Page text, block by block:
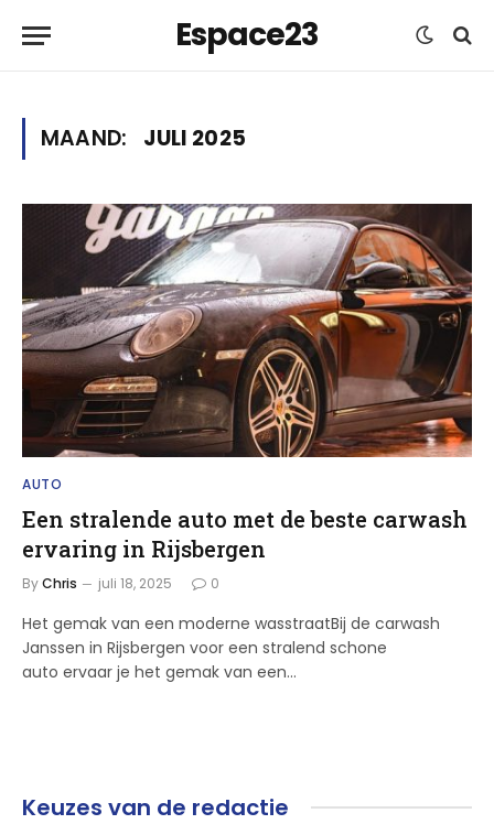
Espace23
MAAND: JULI 2025
AUTO
Een stralende auto met de beste carwash
ervaring in Rijsbergen
ByChris juli 18, 2025 0
Het gemak van een moderne wasstraatBij de carwash
Janssen in Rijsbergen voor een stralend schone
auto ervaar je het gemak van een…
Keuzes van de redactie